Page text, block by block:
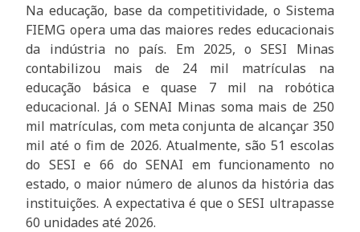
Na educação, base da competitividade, o Sistema
FIEMG opera uma das maiores redes educacionais
da indústria no país. Em 2025, o SESI Minas
contabilizou mais de 24 mil matrículas na
educação básica e quase 7 mil na robótica
educacional. Já o SENAI Minas soma mais de 250
mil matrículas, com meta conjunta de alcançar 350
mil até o fim de 2026. Atualmente, são 51 escolas
do SESI e 66 do SENAI em funcionamento no
estado, o maior número de alunos da história das
instituições. A expectativa é que o SESI ultrapasse
60 unidades até 2026.